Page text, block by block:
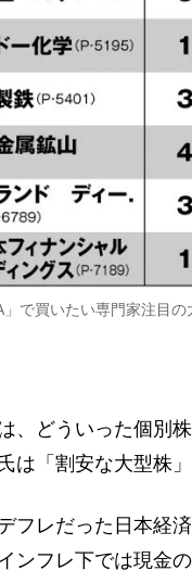
」で買いたい専門家注目
、どういった個別
は「割安な大型株
デフレだった日本経
ンフレ下では現金